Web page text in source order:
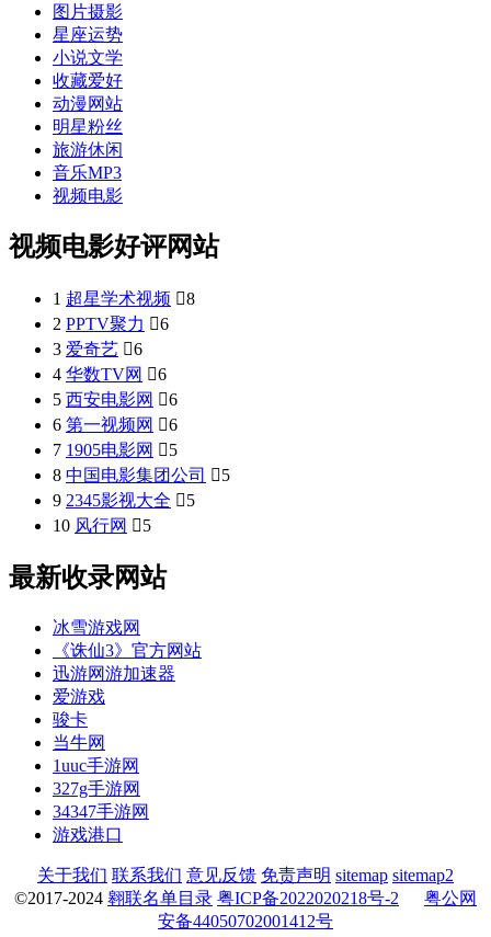
图片摄影
星座运势
小说文学
收藏爱好
动漫网站
明星粉丝
旅游休闲
音乐MP3
视频电影
视频电影好评网站
1 超星学术视频 8
2 PPTV聚力 6
3 爱奇艺 6
4 华数TV网 6
5 西安电影网 6
6 第一视频网 6
7 1905电影网 5
8 中国电影集团公司 5
9 2345影视大全 5
10 风行网 5
最新收录网站
冰雪游戏网
《诛仙3》官方网站
迅游网游加速器
爱游戏
骏卡
当牛网
1uuc手游网
327g手游网
34347手游网
游戏港口
关于我们 联系我们 意见反馈 免责声明 sitemap sitemap2
©2017-2024 翱联名单目录 粤ICP备2022020218号-2
粤公网
安备44050702001412号